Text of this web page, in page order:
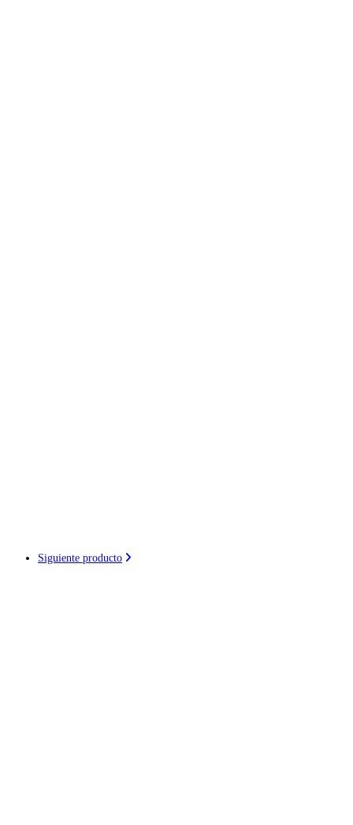
Siguiente producto